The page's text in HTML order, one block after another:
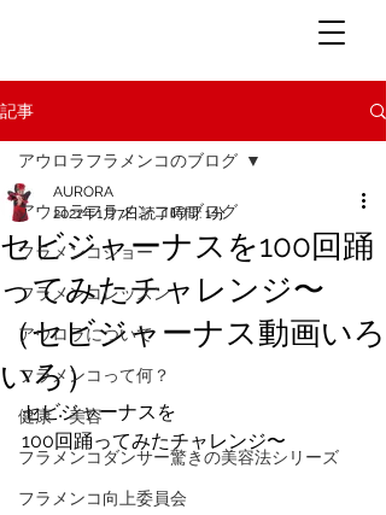
記事
アウロラフラメンコのブログ
フラメンコショー
フラメンコレッスン
アウロラについて
フラメンコって何？
健康・美容
フラメンコダンサー驚きの美容法シリーズ
フラメンコ向上委員会
アウロラフラメンコのブログ
セビジャーナスを100回踊
ってみたチャレンジ〜
（セビジャーナス動画いろ
いろ）
AURORA
2021年1月7日 読了時間: 1分
セビジャーナスを
100回踊ってみたチャレンジ〜